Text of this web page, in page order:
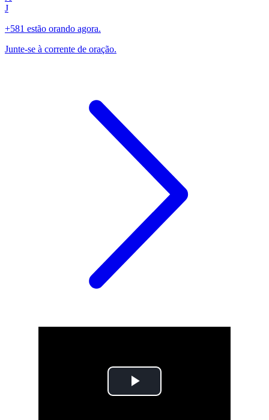
J
+581 estão orando agora.
Junte-se à corrente de oração.